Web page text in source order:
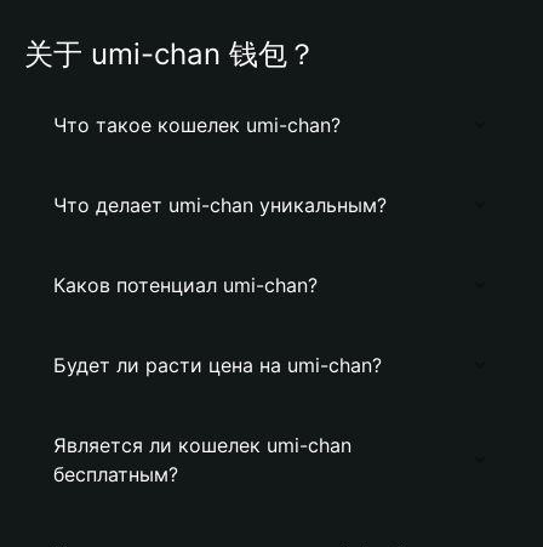
关于 umi-chan 钱包？
Что такое кошелек umi-chan?
Что делает umi-chan уникальным?
Каков потенциал umi-chan?
Будет ли расти цена на umi-chan?
Является ли кошелек umi-chan
бесплатным?